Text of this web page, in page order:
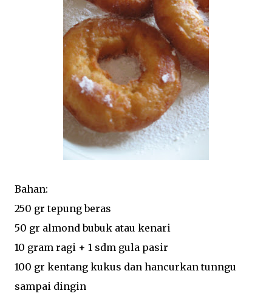
Bahan:
250 gr tepung beras
50 gr almond bubuk atau kenari
10 gram ragi + 1 sdm gula pasir
100 gr kentang kukus dan hancurkan tunngu
sampai dingin